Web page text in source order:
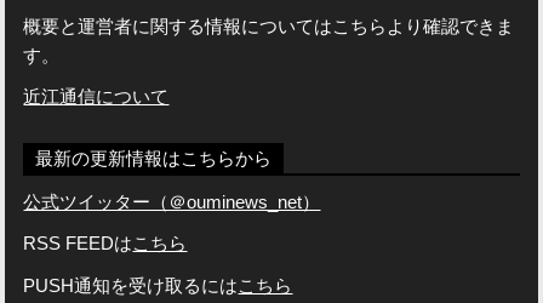
概要と運営者に関する情報についてはこちらより確認できま
す。
近江通信について
最新の更新情報はこちらから
公式ツイッター（＠ouminews_net）
RSS FEEDはこちら
PUSH通知を受け取るにはこちら